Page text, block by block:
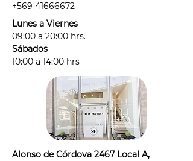
tienes alguna afección de la piel
antes de tu sesión.
· tomando algún medicamento
fotosensible: "medicamento"
considera antibióticos,
cualquier medicamento que haya
sido recetado para un tratamiento
de corto, mediano o largo plazo.
- Evitar la exposición prolongada al
sol 48hr antes hasta 48
hr posteriores a tu sesión.
+569 41666672
Lunes a Viernes
09:00 a 20:00 hrs.
Sábados
10:00 a 14:00 hrs
Alonso de Córdova 2467 Local A,